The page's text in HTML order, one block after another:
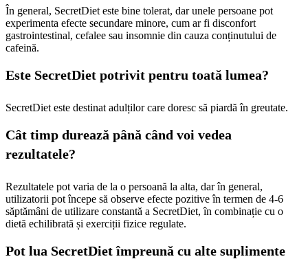
În general, SecretDiet este bine tolerat, dar unele persoane pot
experimenta efecte secundare minore, cum ar fi disconfort
gastrointestinal, cefalee sau insomnie din cauza conținutului de
cafeină.
Este SecretDiet potrivit pentru toată lumea?
SecretDiet este destinat adulților care doresc să piardă în greutate.
Cât timp durează până când voi vedea
rezultatele?
Rezultatele pot varia de la o persoană la alta, dar în general,
utilizatorii pot începe să observe efecte pozitive în termen de 4-6
săptămâni de utilizare constantă a SecretDiet, în combinație cu o
dietă echilibrată și exerciții fizice regulate.
Pot lua SecretDiet împreună cu alte suplimente